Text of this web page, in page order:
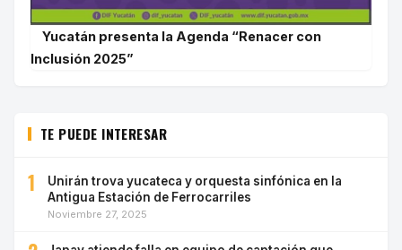
Yucatán presenta la Agenda “Renacer con
Inclusión 2025”
TE PUEDE INTERESAR
1
Unirán trova yucateca y orquesta sinfónica en la
Antigua Estación de Ferrocarriles
Noviembre 27, 2025